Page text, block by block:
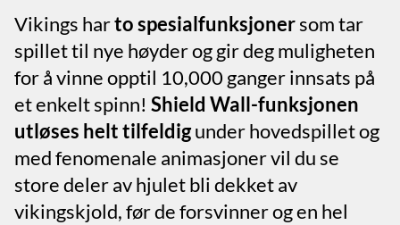
Vikings harto spesialfunksjonersom tar
spillet til nye høyder og gir deg muligheten
for å vinne opptil 10,000 ganger innsats på
et enkelt spinn! Shield Wall-funksjonen
utløses helt tilfeldigunder hovedspillet og
med fenomenale animasjoner vil du se
store deler av hjulet bli dekket av
vikingskjold, før de forsvinner og en hel